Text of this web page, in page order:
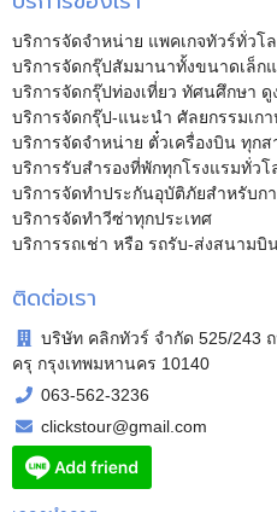
บริการจัดจำหน่าย แพคเกจทัวร์ทั่ว
บริการจัดกรุ๊ปสัมมานาทั้งขนาดเล็
บริการจัดกรุ๊ปท่องเที่ยว ทัศนศึกษา
บริการจัดกรุ๊ป-แนะนำ ศัลยกรรมเกา
บริการจัดจำหน่าย ตั๋วเครื่องบิน ทุก
บริการรับสำรองที่พักทุกโรงแรมทั่วโ
บริการจัดทำประกันอุบัติภัยสำหรับก
บริการจัดทำวีซ่าทุกประเทศ
บริการรถเช่า หรือ รถรับ-ส่งสนามบิ
ติดต่อเรา
บริษัท คลิกทัวร์ จำกัด 525/243
ครุ กรุงเทพมหานคร 10140
063-562-3236
clickstour@gmail.com